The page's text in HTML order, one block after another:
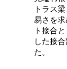
トラス
易さを
ト接合
した接
た。